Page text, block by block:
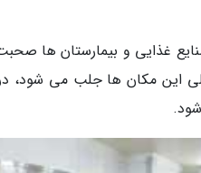
غذایی و بیمارستان ها
این مکان ها جلب می شود،